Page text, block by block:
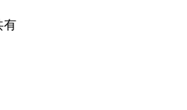
有